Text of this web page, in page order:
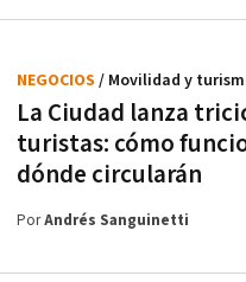
La Ciudad lanza
turistas: cómo
dónde circularán
NEGOCIOS / Movilidad y
PorAndrés Sanguinetti